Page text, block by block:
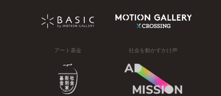
アート基金 社会を動かすかけ声